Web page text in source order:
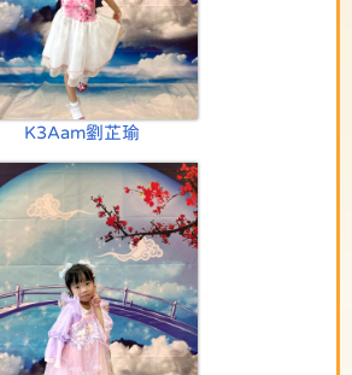
K3Aam劉芷瑜